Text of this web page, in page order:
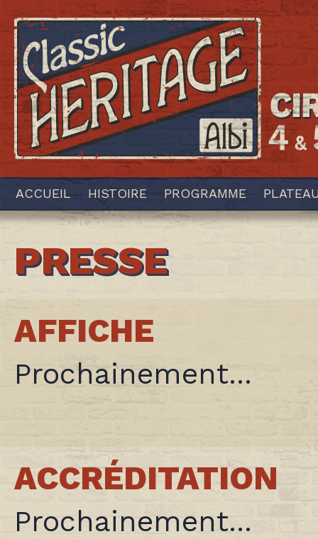
ACCUEIL HISTOIRE PROGRAMME
PRESSE
AFFICHE
Prochainement...
ACCRÉDITATION
Prochainement...